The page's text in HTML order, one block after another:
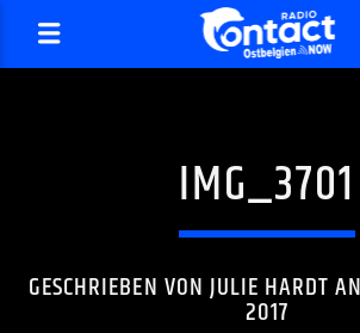
IMG_3701
GESCHRIEBEN VON JULIE HARDT
2017